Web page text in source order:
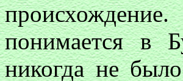
понимается в
никогда не